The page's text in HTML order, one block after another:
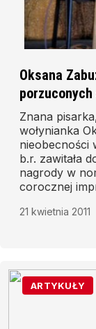
Oksana
Znana
wołynianka
nieobecności
b.r. zawitała
nagrody w
corocznej
21 kwietnia 2011
ARTYKUŁY